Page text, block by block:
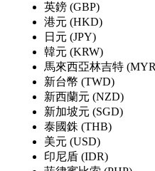
英鎊 (GBP)
港元 (HKD)
日元 (JPY)
韓元 (KRW)
馬來西亞林吉特
新台幣 (TWD)
新西蘭元 (NZD)
新加坡元 (SGD)
泰國銖 (THB)
美元 (USD)
印尼盾 (IDR)